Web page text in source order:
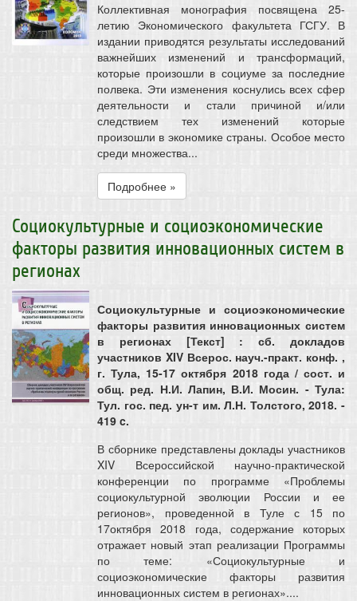
Коллективная монография посвящена 25-
летию Экономического факультета ГСГУ. В
издании приводятся результаты исследований
важнейших изменений и трансформаций,
которые произошли в социуме за последние
полвека. Эти изменения коснулись всех сфер
деятельности и стали причиной и/или
следствием тех изменений которые
произошли в экономике страны. Особое место
среди множества...
Подробнее »
Социокультурные и социоэкономические
факторы развития инновационных систем в
регионах
Социокультурные и социоэкономические
факторы развития инновационных систем
в регионах [Текст] : сб. докладов
участников XIV Всерос. науч.-практ. конф. ,
г. Тула, 15-17 октября 2018 года / сост. и
общ. ред. Н.И. Лапин, В.И. Мосин. - Тула:
Тул. гос. пед. ун-т им. Л.Н. Толстого, 2018. -
419 c.
В сборнике представлены доклады участников
XIV Всероссийской научно-практической
конференции по программе «Проблемы
социокультурной эволюции России и ее
регионов», проведенной в Туле с 15 по
17октября 2018 года, содержание которых
отражает новый этап реализации Программы
по теме: «Социокультурные и
социоэкономические факторы развития
инновационных систем в регионах»....